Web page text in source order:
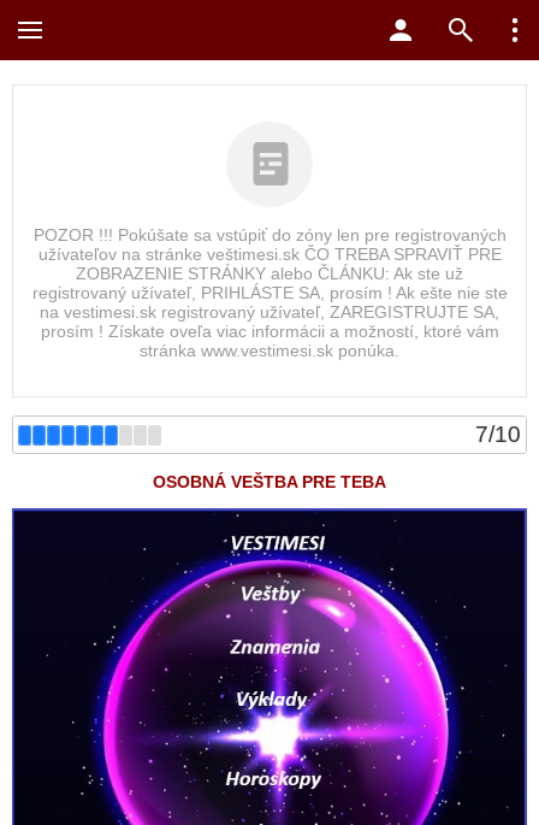
7/10
OSOBNÁ VEŠTBA PRE TEBA
POZOR !!! Pokúšate sa vstúpiť do zóny len pre registrovaných
užívateľov na stránke veštimesi.sk ČO TREBA SPRAVIŤ PRE
ZOBRAZENIE STRÁNKY alebo ČLÁNKU: Ak ste už
registrovaný užívateľ, PRIHLÁSTE SA, prosím ! Ak ešte nie ste
na vestimesi.sk registrovaný užívateľ, ZAREGISTRUJTE SA,
prosím ! Získate oveľa viac informácii a možností, ktoré vám
stránka www.vestimesi.sk ponúka.